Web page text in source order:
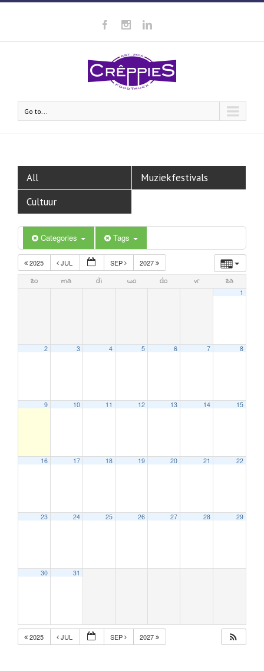
Go to...
All
Muziekfestivals
Cultuur
Categories Tags
2025 JUL SEP 2027
zo ma di wo do vr za
1
2 3 4 5 6 7 8
9 10 11 12 13 14 15
16 17 18 19 20 21 22
23 24 25 26 27 28 29
30 31
2025 JUL SEP 2027